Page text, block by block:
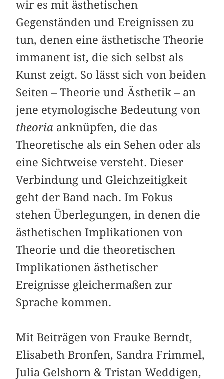
wir es mit ästhetischen
Gegenständen und Ereignissen zu
tun, denen eine ästhetische Theorie
immanent ist, die sich selbst als
Kunst zeigt. So lässt sich von beiden
Seiten – Theorie und Ästhetik – an
jene etymologische Bedeutung von
theoria anknüpfen, die das
Theoretische als ein Sehen oder als
eine Sichtweise versteht. Dieser
Verbindung und Gleichzeitigkeit
geht der Band nach. Im Fokus
stehen Überlegungen, in denen die
ästhetischen Implikationen von
Theorie und die theoretischen
Implikationen ästhetischer
Ereignisse gleichermaßen zur
Sprache kommen.
Mit Beiträgen von Frauke Berndt,
Elisabeth Bronfen, Sandra Frimmel,
Julia Gelshorn & Tristan Weddigen,